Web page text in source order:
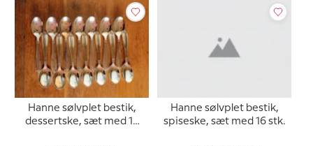
Hanne sølvplet bestik,
dessertske, sæt med 14
Hanne sølvplet bestik,
spiseske, sæt med 16 stk.